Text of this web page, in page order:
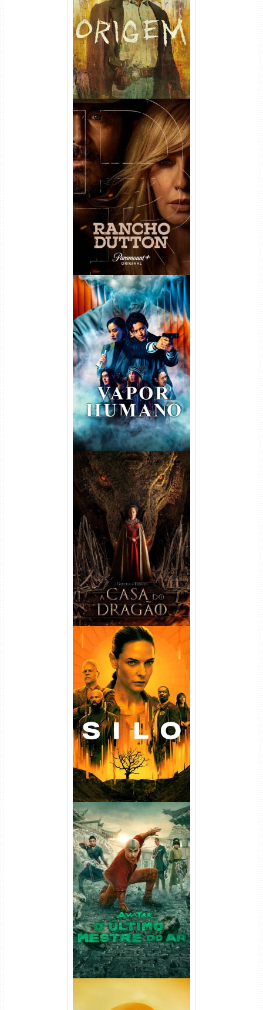
(2026) WEB-DL 1080p/4K
Dual Áudio
Rancho Dutton 1ª
Temporada Torrent (2026)
WEB-DL 1080p Dual Áudio
Vapor Humano 1ª Temporada
Torrent (2026) WEB-DL 1080p
Dual Áudio
A Casa do Dragão 1ª
Temporada Torrent (2022)
WEB-DL 720p/1080p Dual
Áudio
Silo 1ª Temporada Torrent
(2023) WEB-DL
720p/1080p/4K Dual Áudio
Avatar: O Último Mestre do
Ar 2ª Temporada Torrent
(2026) WEB-DL 1080p Dual
Áudio